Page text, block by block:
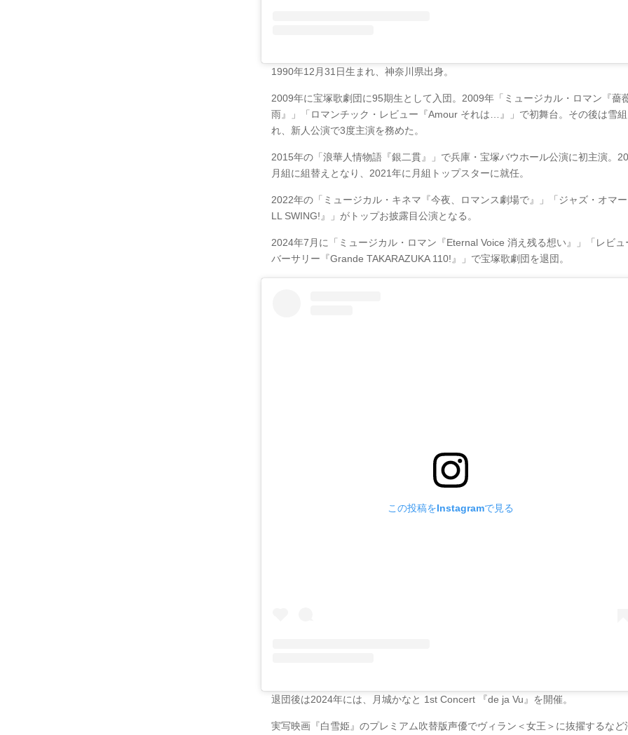
1990年12月31日生まれ、神奈川県出身。
2009年に宝塚歌劇団に95期生として入団。2009年「ミュージカル・ロマン『薔
雨』」「ロマンチック・レビュー『Amour それは…』」で初舞台。その後は雪
れ、新人公演で3度主演を務めた。
2015年の「浪華人情物語『銀二貫』」で兵庫・宝塚バウホール公演に初主演。
月組に組替えとなり、2021年に月組トップスターに就任。
2022年の「ミュージカル・キネマ『今夜、ロマンス劇場で』」「ジャズ・オマ
LL SWING!』」がトップお披露目公演となる。
2024年7月に「ミュージカル・ロマン『Eternal Voice 消え残る想い』」「レビュ
バーサリー『Grande TAKARAZUKA 110!』」で宝塚歌劇団を退団。
この投稿をInstagramで見る
退団後は2024年には、月城かなと 1st Concert 『de ja Vu』を開催。
実写映画『白雪姫』のプレミアム吹替版声優でヴィラン＜女王＞に抜擢するなど